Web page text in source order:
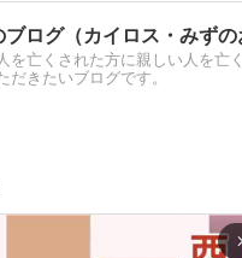
を亡くされた方に親しい人を亡
だきたいブログです。
arrow_forward_ios